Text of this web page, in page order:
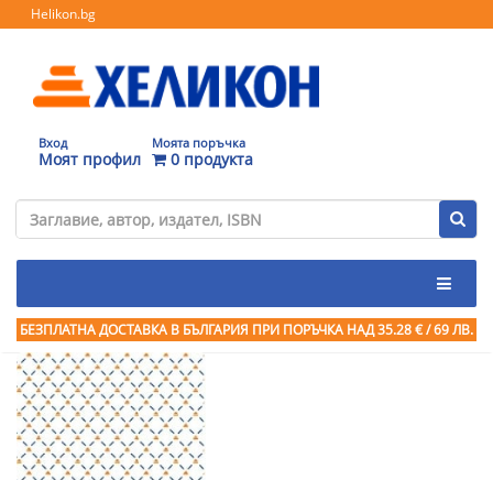
Helikon.bg
Вход
Моят профил
Моята поръчка
0 продукта
БЕЗПЛАТНА ДОСТАВКА В БЪЛГАРИЯ ПРИ ПОРЪЧКА НАД 35.28 € / 69 ЛВ.